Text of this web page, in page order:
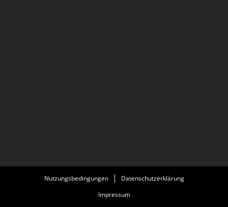
Nutzungsbedingungen
Datenschutzerklärung
Impressum